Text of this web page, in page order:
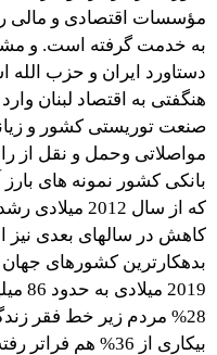
مؤسسات اقتصادی و مالی را
به خدمت گرفته است. و
دستاورد ایران و حزب
هنگفتی به اقتصاد لبنان
صنعت توریستی کشور و
مواصلاتی وحمل و نقل از
بانکی کشور نمونه های
که از سال
کاهش در سالهای بعدی نیز
بدهکارترین کشورهای
28% مردم زیر خط فقر
بیکاری از 36% هم فراتر رفته است